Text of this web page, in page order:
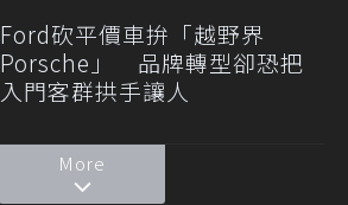
Ford砍平價車拚「越野界
Porsche」 品牌轉型卻恐把
入門客群拱手讓人
More